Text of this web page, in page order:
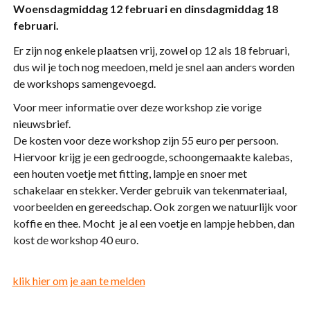
Woensdagmiddag 12 februari en dinsdagmiddag 18
februari.
Er zijn nog enkele plaatsen vrij, zowel op 12 als 18 februari,
dus wil je toch nog meedoen, meld je snel aan anders worden
de workshops samengevoegd.
Voor meer informatie over deze workshop zie vorige
nieuwsbrief.
De kosten voor deze workshop zijn 55 euro per persoon.
Hiervoor krijg je een gedroogde, schoongemaakte kalebas,
een houten voetje met fitting, lampje en snoer met
schakelaar en stekker. Verder gebruik van tekenmateriaal,
voorbeelden en gereedschap. Ook zorgen we natuurlijk voor
koffie en thee. Mocht je al een voetje en lampje hebben, dan
kost de workshop 40 euro.
klik hier om je aan te melden